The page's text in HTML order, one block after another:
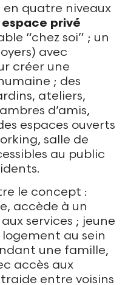
en quatre niveaux
espace privé
“chez soi” ; un
avec
créer une
; des
ateliers,
d’amis,
espaces ouverts
salle de
au public
le concept :
accède à un
services ; jeune
au sein
une famille,
accès aux
entre voisins